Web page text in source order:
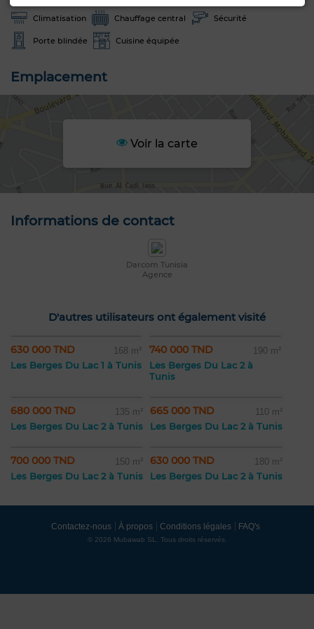
Climatisation Chauffage central Sécurité
Porte blindée Cuisine équipée
Emplacement
Voir la carte
Informations de contact
Darcom Tunisia
Agence
D'autres utilisateurs ont également visité
630 000 TND 168 m²
Les Berges Du Lac 1 à Tunis
740 000 TND 190 m²
Les Berges Du Lac 2 à
Tunis
680 000 TND 135 m²
Les Berges Du Lac 2 à Tunis
665 000 TND 110 m²
Les Berges Du Lac 2 à Tunis
700 000 TND 150 m²
Les Berges Du Lac 2 à Tunis
630 000 TND 180 m²
Les Berges Du Lac 2 à Tunis
Contactez-nous À propos Conditions légales FAQ's
© 2026 Mubawab SL. Tous droits réservés.